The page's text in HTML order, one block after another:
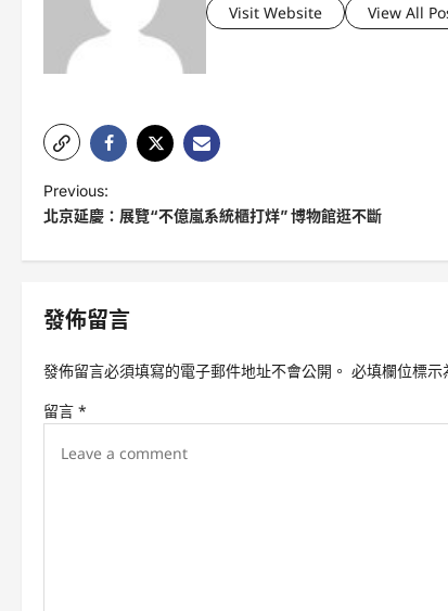
Visit Website View All
P
o
s
n
a
i
Previous:
北京延慶：展覽“不億嵐系統櫃打烊” 博物館逛不斷
發佈留言
發佈留言必須填寫的電子郵件地址不會公開。 必填欄位標示
留言 *